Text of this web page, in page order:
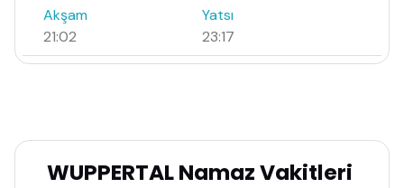
Akşam
21:02
Yatsı
23:17
WUPPERTAL Namaz Vakitleri